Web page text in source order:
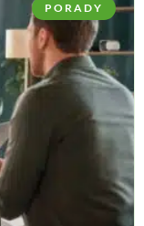
PORADY